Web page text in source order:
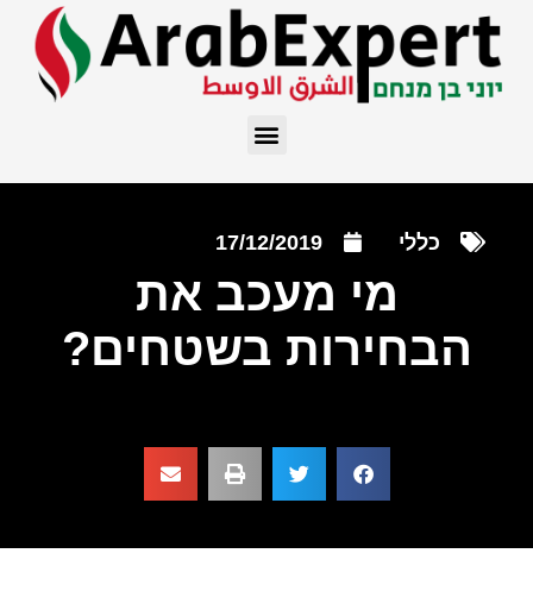
כללי 17/12/2019
מי מעכב את
הבחירות בשטחים?